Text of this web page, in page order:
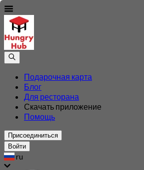
Подарочная карта
Блог
Для ресторана
Скачать приложение
Помощь
Присоединиться
Войти
ru